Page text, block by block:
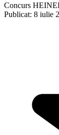
Concurs
Publicat: 8 iulie